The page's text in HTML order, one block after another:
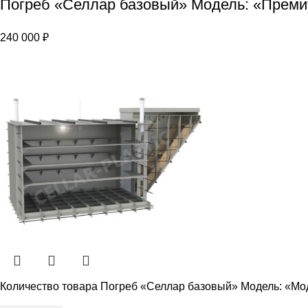
Погреб «Селлар базовый» Модель:
240 000 ₽
Количество товара Погреб «Селлар базовый» Модель: